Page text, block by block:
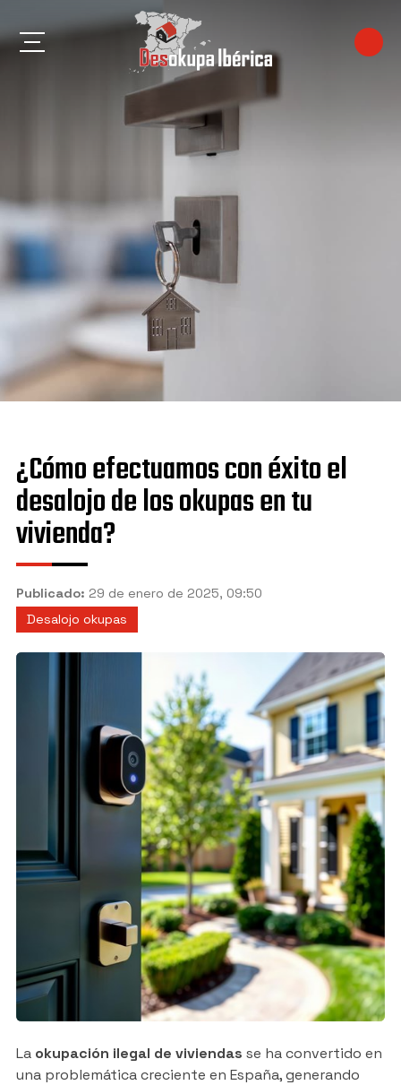
Benalmádena
Córdoba
Fuengirola
Granada
Manilva
Marbella
Motril
Nerja
Sevilla
Vélez-Málaga
¿Cómo efectuamos con éxito el
desalojo de los okupas en tu
vivienda?
Publicado: 29 de enero de 2025, 09:50
Desalojo okupas
La okupación ilegal de viviendas se ha convertido en
una problemática creciente en España, generando